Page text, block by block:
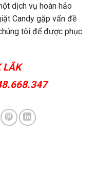
dịch vụ hoàn hảo
Candy gặp vấn đề
tôi để được phục
LẮK